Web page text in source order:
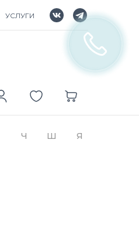
УСЛУГИ
Ч Ш Я